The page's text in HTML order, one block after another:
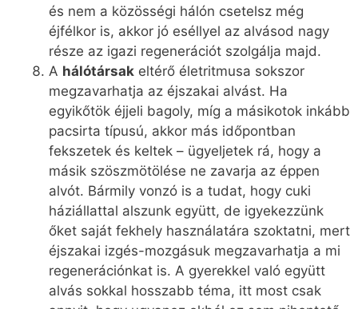
és nem a közösségi hálón csetelsz még
éjfélkor is, akkor jó eséllyel az alvásod nagy
része az igazi regenerációt szolgálja majd.
A hálótársak eltérő életritmusa sokszor
megzavarhatja az éjszakai alvást. Ha
egyikőtök éjjeli bagoly, míg a másikotok inkább
pacsirta típusú, akkor más időpontban
fekszetek és keltek – ügyeljetek rá, hogy a
másik szöszmötölése ne zavarja az éppen
alvót. Bármily vonzó is a tudat, hogy cuki
háziállattal alszunk együtt, de igyekezzünk
őket saját fekhely használatára szoktatni, mert
éjszakai izgés-mozgásuk megzavarhatja a mi
regenerációnkat is. A gyerekkel való együtt
alvás sokkal hosszabb téma, itt most csak